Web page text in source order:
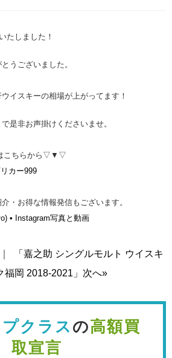
たしました！
うございました。
イスキーの相場が上がってます！
是非お声掛けくださいませ。
こちらから▽▼▽
カー999
・お得な情報発信もございます。
• Instagram写真と動画
「嘉之助 シングルモルト ウイスキ
福岡 2018-2021」次へ»
クラス の高額買
取宣言